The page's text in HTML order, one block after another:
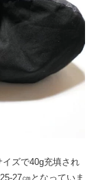
ズで40g充填され
27㎝となっていま